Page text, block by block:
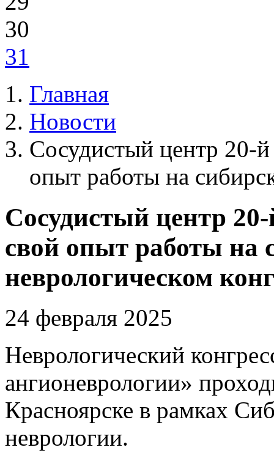
30
31
Главная
Новости
Сосудистый центр 20-
опыт работы на
Сосудистый центр
свой опыт работы на
неврологическом
24 февраля 2025
Неврологический
ангионеврологии»
Красноярске в рамках
неврологии.